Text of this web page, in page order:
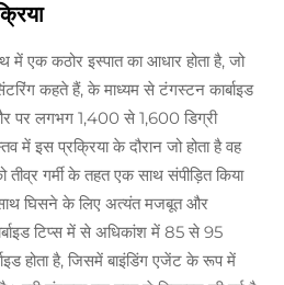
एक कठोर इस्पात का आधार होता है, जो
कहते हैं, के माध्यम से टंगस्टन कार्बाइड
पर लगभग 1,400 से 1,600 डिग्री
में इस प्रक्रिया के दौरान जो होता है वह
गर्मी के तहत एक साथ संपीड़ित किया
घिसने के लिए अत्यंत मजबूत और
टिप्स में से अधिकांश में 85 से 95
होता है, जिसमें बाइंडिंग एजेंट के रूप में